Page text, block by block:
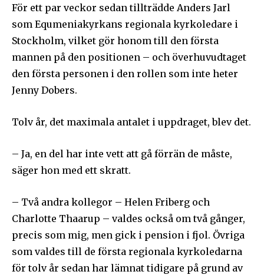
För ett par veckor sedan tillträdde Anders Jarl
som Equmeniakyrkans regionala kyrkoledare i
Stockholm, vilket gör honom till den första
mannen på den positionen – och överhuvudtaget
den första personen i den rollen som inte heter
Jenny Dobers.
Tolv år, det maximala antalet i uppdraget, blev det.
– Ja, en del har inte vett att gå förrän de måste,
säger hon med ett skratt.
– Två andra kollegor – Helen Friberg och
Charlotte Thaarup – valdes också om två gånger,
precis som mig, men gick i pension i fjol. Övriga
som valdes till de första regionala kyrkoledarna
för tolv år sedan har lämnat tidigare på grund av